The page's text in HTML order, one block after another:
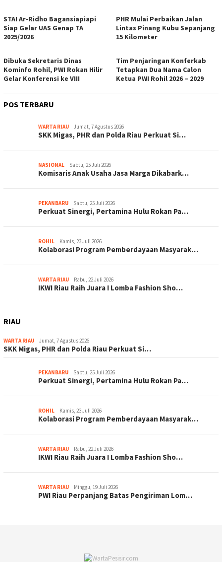
STAI Ar-Ridho Bagansiapiapi
Siap Gelar UAS Genap TA
2025/2026
PHR Mulai Perbaikan Jalan
Lintas Pinang Kubu Sepanjang
15 Kilometer
Dibuka Sekretaris Dinas
Kominfo Rohil, PWI Rokan Hilir
Gelar Konferensi ke VIII
Tim Penjaringan Konferkab
Tetapkan Dua Nama Calon
Ketua PWI Rohil 2026 – 2029
POS TERBARU
WARTA RIAU Jumat, 7 Agustus 2026
SKK Migas, PHR dan Polda Riau Perkuat Si…
NASIONAL Sabtu, 25 Juli 2026
Komisaris Anak Usaha Jasa Marga Dikabark…
PEKANBARU Sabtu, 25 Juli 2026
Perkuat Sinergi, Pertamina Hulu Rokan Pa…
ROHIL Kamis, 23 Juli 2026
Kolaborasi Program Pemberdayaan Masyarak…
WARTA RIAU Rabu, 22 Juli 2026
IKWI Riau Raih Juara I Lomba Fashion Sho…
RIAU
WARTA RIAU Jumat, 7 Agustus 2026
SKK Migas, PHR dan Polda Riau Perkuat Si…
PEKANBARU Sabtu, 25 Juli 2026
Perkuat Sinergi, Pertamina Hulu Rokan Pa…
ROHIL Kamis, 23 Juli 2026
Kolaborasi Program Pemberdayaan Masyarak…
WARTA RIAU Rabu, 22 Juli 2026
IKWI Riau Raih Juara I Lomba Fashion Sho…
WARTA RIAU Minggu, 19 Juli 2026
PWI Riau Perpanjang Batas Pengiriman Lom…